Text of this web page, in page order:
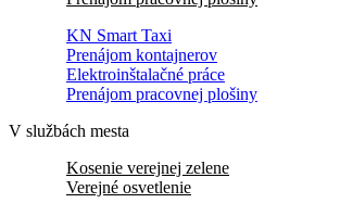
KN Smart Taxi
Prenájom kontajnerov
Elektroinštalačné práce
Prenájom pracovnej plošiny
V službách mesta
Kosenie verejnej zelene
Verejné osvetlenie